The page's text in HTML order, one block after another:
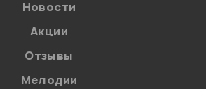
Новости
Акции
Отзывы
Мелодии